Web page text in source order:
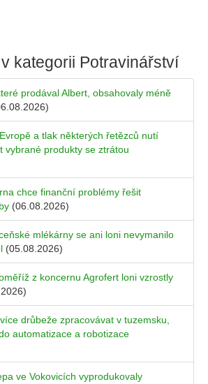
kategorii Potravinářství
prodával Albert, obsahovaly méně
a tlak některých řetězců nutí
vybrané produkty se ztrátou
chce finanční problémy řešit
(06.08.2026)
mlékárny se ani loni nevymanilo
(05.08.2026)
z koncernu Agrofert loni vzrostly
drůbeže zpracovávat v tuzemsku,
automatizace a robotizace
ve Vokovicích vyprodukovaly